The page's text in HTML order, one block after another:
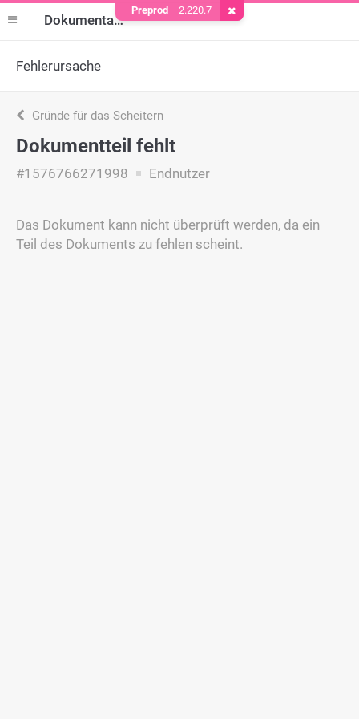
Dokumentation
Fehlerursache
Gründe für das Scheitern
Dokumentteil fehlt
#1576766271998 Endnutzer
Das Dokument kann nicht überprüft werden, da ein
Teil des Dokuments zu fehlen scheint.
Preprod 2.220.7 Cookie entfernen